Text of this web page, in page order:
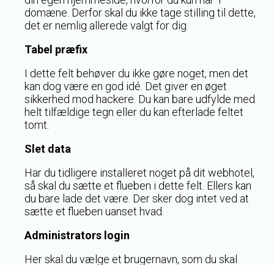
domæne. Derfor skal du ikke tage stilling til dette,
det er nemlig allerede valgt for dig.
Tabel præfix
I dette felt behøver du ikke gøre noget, men det
kan dog være en god idé. Det giver en øget
sikkerhed mod hackere. Du kan bare udfylde med
helt tilfældige tegn eller du kan efterlade feltet
tomt.
Slet data
Har du tidligere installeret noget på dit webhotel,
så skal du sætte et flueben i dette felt. Ellers kan
du bare lade det være. Der sker dog intet ved at
sætte et flueben uanset hvad.
Administrators login
Her skal du vælge et brugernavn, som du skal